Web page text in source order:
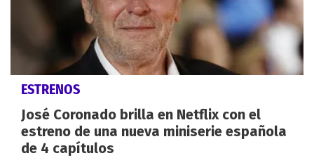
ESTRENOS
José Coronado brilla en Netflix con el
estreno de una nueva miniserie española
de 4 capítulos